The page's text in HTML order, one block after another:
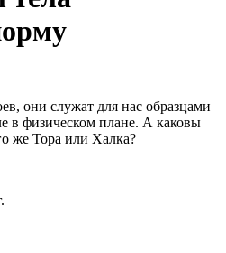
они служат для нас образцами
в физическом плане. А каковы
же Тора или Халка?